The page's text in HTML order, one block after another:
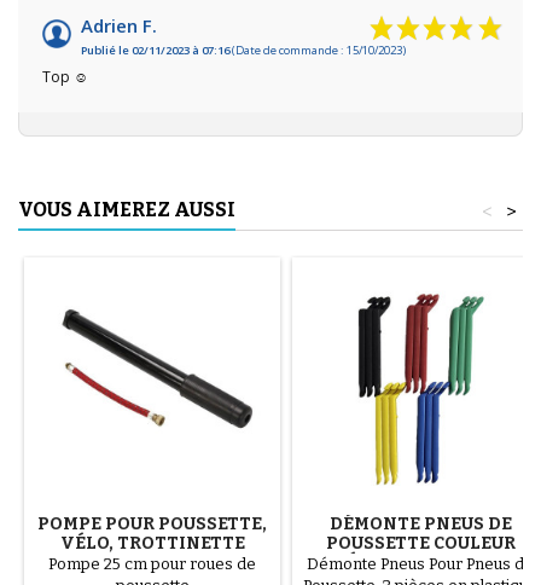
Adrien F.
Publié le 02/11/2023 à 07:16(Date de commande : 15/10/2023)
Top ☺️
VOUS AIMEREZ AUSSI >
<
POMPE POUR POUSSETTE,
VÉLO, TROTTINETTE
Pompe 25 cm pour roues de
DÉMONTE PNEUS DE
POUSSETTE COULEUR
ALÉATOIRE 1 LOT DE 3
Démonte Pneus Pour Pneus de